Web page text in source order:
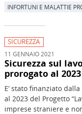
INFORTUNI E MALATTIE
SICUREZZA
11 GENNAIO 2021
Sicurezza sul
prorogato al
E’ stato finanziato
al 2023 del Progetto
imprese straniere e